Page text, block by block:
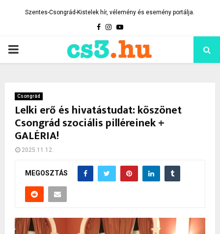
Szentes-Csongrád-Kistelek hír, vélemény és esemény portálja.
Facebook
Instagram
Youtube
PRIMARY
Csongrád
Lelki erő és hivatástudat: köszönet
Csongrád szociális pilléreinek +
GALÉRIA!
2025.11.12.
MEGOSZTÁS